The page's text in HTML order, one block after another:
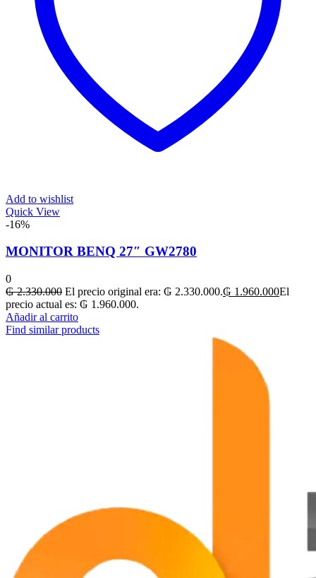
Add to wishlist
Quick View
-16%
MONITOR BENQ 27″ GW2780
0
₲2.330.000 El precio original era: ₲ 2.330.000.₲ 1.960.000El
precio actual es: ₲ 1.960.000.
Añadir al carrito
Find similar products